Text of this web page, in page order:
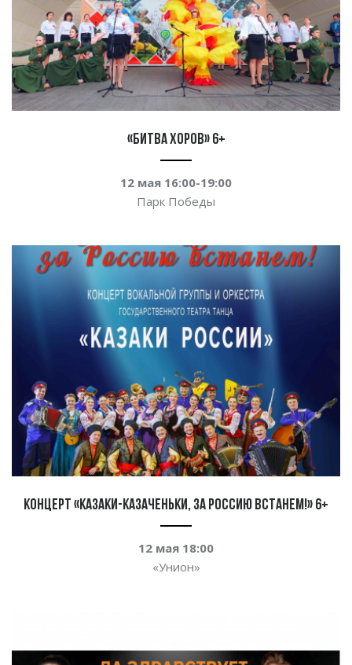
«Битва хоров» 6+
12 мая 16:00-19:00
Парк Победы
Концерт «Казаки-казаченьки, за Россию встанем!» 6+
12 мая 18:00
«Унион»